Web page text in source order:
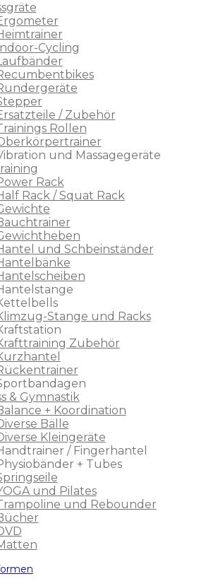
Cycling
/ Zubehör
Rollen
und Massagegeräte
Rack
Rack / Squat Rack
und Schbeinständer
Stange und Racks
Zubehör
& Gymnastik
+ Koordination
Bälle
Kleingeräte
/ Fingerhantel
+ Tubes
und Pilates
und Rebounder